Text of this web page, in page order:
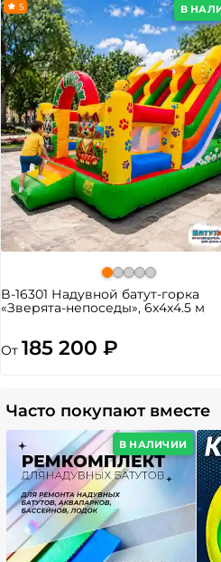
В
5
B-16301 Надувной батут-горка
«Зверята-непоседы», 6x4x4.5 м
От 185 200 ₽
Часто покупают вместе
В НАЛИЧИИ